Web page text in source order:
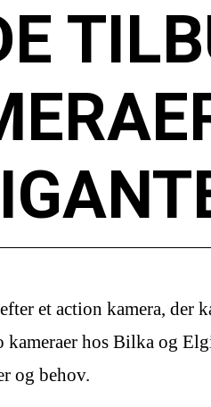
et action kamera, der
kameraer hos Bilka og
og behov.